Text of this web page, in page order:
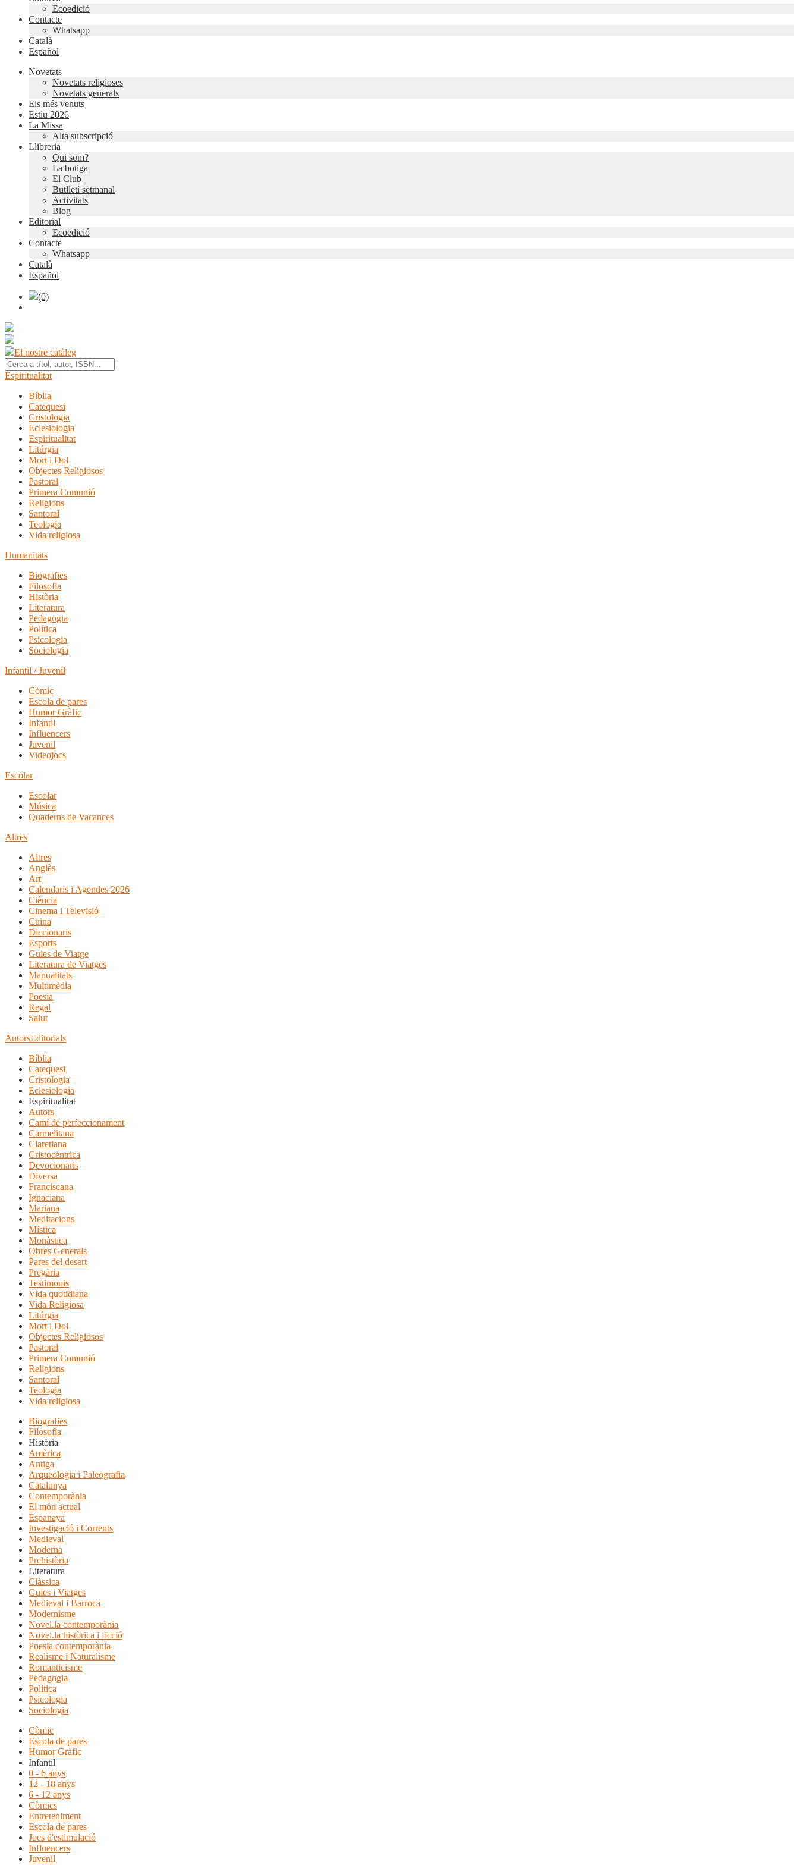
Ecoedició
Contacte
Whatsapp
Català
Español
Novetats
Novetats religioses
Novetats generals
Els més venuts
Estiu 2026
La Missa
Alta subscripció
Llibreria
Qui som?
La botiga
El Club
Butlletí setmanal
Activitats
Blog
Editorial
Ecoedició
Contacte
Whatsapp
Català
Español
(0)
El nostre catàleg
Espiritualitat
Bíblia
Catequesi
Cristologia
Eclesiologia
Espiritualitat
Litúrgia
Mort i Dol
Objectes Religiosos
Pastoral
Primera Comunió
Religions
Santoral
Teologia
Vida religiosa
Humanitats
Biografies
Filosofia
Història
Literatura
Pedagogia
Política
Psicologia
Sociologia
Infantil / Juvenil
Còmic
Escola de pares
Humor Gràfic
Infantil
Influencers
Juvenil
Videojocs
Escolar
Escolar
Música
Quaderns de Vacances
Altres
Altres
Anglès
Art
Calendaris i Agendes 2026
Ciència
Cinema i Televisió
Cuina
Diccionaris
Esports
Guies de Viatge
Literatura de Viatges
Manualitats
Multimèdia
Poesia
Regal
Salut
AutorsEditorials
Bíblia
Catequesi
Cristologia
Eclesiologia
Espiritualitat
Autors
Camí de perfeccionament
Carmelitana
Claretiana
Cristocéntrica
Devocionaris
Diversa
Franciscana
Ignaciana
Mariana
Meditacions
Mística
Monàstica
Obres Generals
Pares del desert
Pregària
Testimonis
Vida quotidiana
Vida Religiosa
Litúrgia
Mort i Dol
Objectes Religiosos
Pastoral
Primera Comunió
Religions
Santoral
Teologia
Vida religiosa
Biografies
Filosofia
Història
Amèrica
Antiga
Arqueologia i Paleografia
Catalunya
Contemporània
El món actual
Espanaya
Investigació i Corrents
Medieval
Moderna
Prehistòria
Literatura
Clàssica
Guies i Viatges
Medieval i Barroca
Modernisme
Novel.la contemporània
Novel.la històrica i ficció
Poesia contemporània
Realisme i Naturalisme
Romanticisme
Pedagogia
Política
Psicologia
Sociologia
Còmic
Escola de pares
Humor Gràfic
Infantil
0 - 6 anys
12 - 18 anys
6 - 12 anys
Còmics
Entreteniment
Escola de pares
Jocs d'estimulació
Influencers
Juvenil